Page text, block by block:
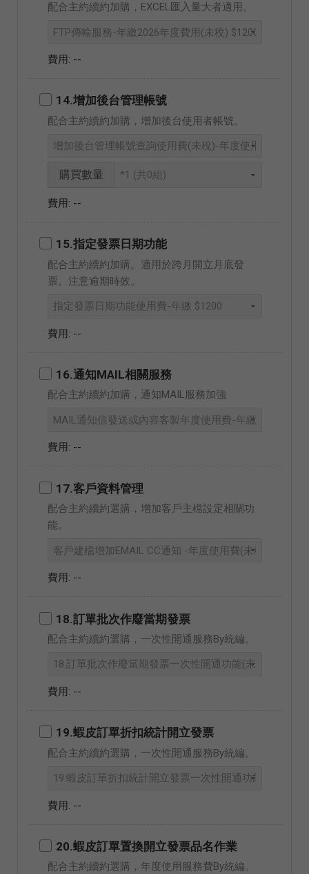
配合主約續約加購，EXCEL匯入量大者適用。
--
14.增加後台管理帳號
配合主約續約加購，增加後台使用者帳號。
購買數量
--
15.指定發票日期功能
配合主約續約加購。適用於跨月開立月底發
票。注意逾期時效。
--
16.通知MAIL相關服務
配合主約續約加購，通知MAIL服務加強
--
17.客戶資料管理
配合主約續約選購，增加客戶主檔設定相關功
能。
--
18.訂單批次作廢當期發票
配合主約續約選購，一次性開通服務By統編。
--
19.蝦皮訂單折扣統計開立發票
配合主約續約選購，一次性開通服務By統編。
--
20.蝦皮訂單置換開立發票品名作業
配合主約續約選購，年度使用服務費By統編。